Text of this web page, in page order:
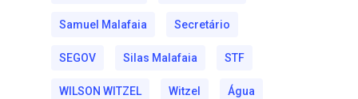
Samuel Malafaia Secretário
SEGOV Silas Malafaia STF
WILSON WITZEL Witzel Água